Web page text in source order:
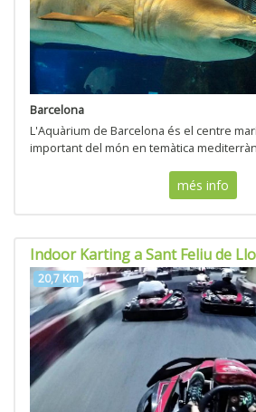
Barcelona
L'Aquàrium de Barcelona és el centre
important del món en temàtica
més info
Indoor Karting a Sant Feliu de
20,7 Km